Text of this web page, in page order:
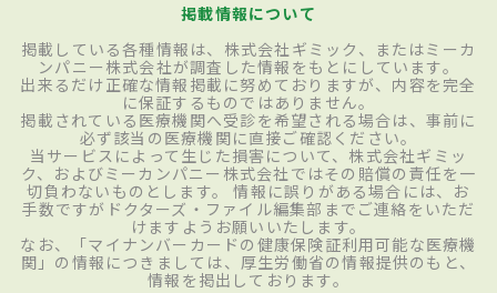
掲載情報について
掲載している各種情報は、株式会社ギミック、またはミーカ
ンパニー株式会社が調査した情報をもとにしています。
出来るだけ正確な情報掲載に努めておりますが、内容を完全
に保証するものではありません。
掲載されている医療機関へ受診を希望される場合は、事前に
必ず該当の医療機関に直接ご確認ください。
当サービスによって生じた損害について、株式会社ギミッ
ク、およびミーカンパニー株式会社ではその賠償の責任を一
切負わないものとします。 情報に誤りがある場合には、お
手数ですがドクターズ・ファイル編集部までご連絡をいただ
けますようお願いいたします。
なお、「マイナンバーカードの健康保険証利用可能な医療機
関」の情報につきましては、厚生労働省の情報提供のもと、
情報を掲出しております。